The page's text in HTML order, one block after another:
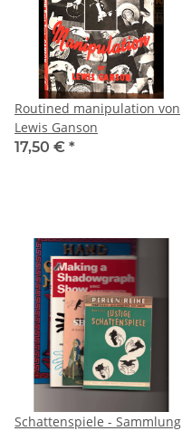
Routined manipulation von
Lewis Ganson
17,50 € *
Schattenspiele - Sammlung